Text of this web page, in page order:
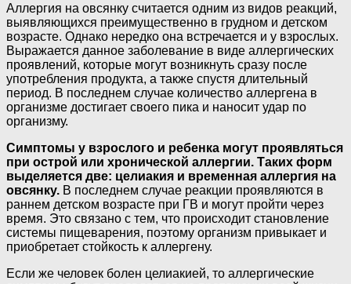
Аллергия на овсянку считается одним из видов реакций,
выявляющихся преимущественно в грудном и детском
возрасте. Однако нередко она встречается и у взрослых.
Выражается данное заболевание в виде аллергических
проявлений, которые могут возникнуть сразу после
употребления продукта, а также спустя длительный
период. В последнем случае количество аллергена в
организме достигает своего пика и наносит удар по
организму.
Симптомы у взрослого и ребенка могут проявляться
при острой или хронической аллергии. Таких форм
выделяется две: целиакия и временная аллергия на
овсянку. В последнем случае реакции проявляются в
раннем детском возрасте при ГВ и могут пройти через
время. Это связано с тем, что происходит становление
системы пищеварения, поэтому организм привыкает и
приобретает стойкость к аллергену.
Если же человек болен целиакией, то аллергические